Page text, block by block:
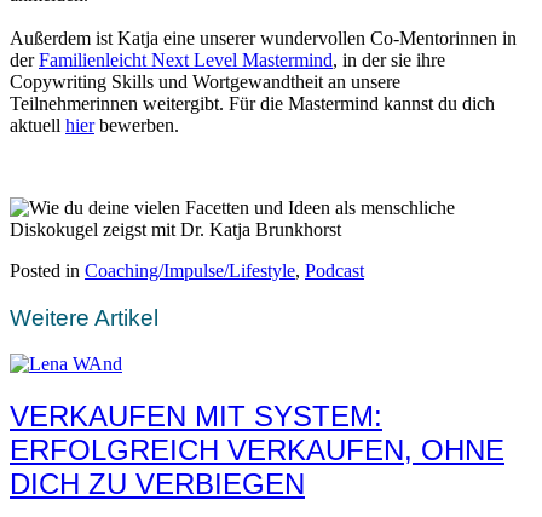
Außerdem ist Katja eine unserer wundervollen Co-Mentorinnen in
derFamilienleicht Next Level Mastermind, in der sie ihre
Copywriting Skills und Wortgewandtheit an unsere
Teilnehmerinnen weitergibt. Für die Mastermind kannst du dich
aktuell hierbewerben.
Posted in Coaching/Impulse/Lifestyle, Podcast
Weitere Artikel
VERKAUFEN MIT SYSTEM:
ERFOLGREICH VERKAUFEN, OHNE
DICH ZU VERBIEGEN